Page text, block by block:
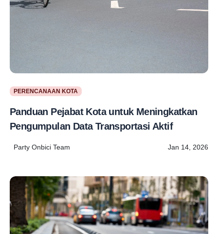
PERENCANAAN KOTA
Panduan Pejabat Kota untuk Meningkatkan
Pengumpulan Data Transportasi Aktif
Party Onbici Team Jan 14, 2026